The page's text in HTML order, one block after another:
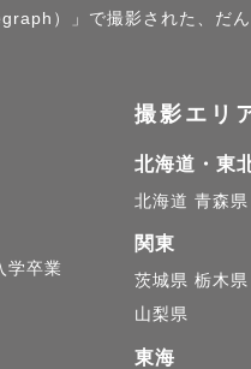
育園での撮影やこども
▼お写真の仕上がり
絵本のようなふんわり淡
ご要望に合わせてお写真
1994年生まれ　2歳の息
）」で撮影された、だ
学卒業
撮影エリ
北海道・東
北海道 青森県
関東
茨城県 栃木県
山梨県
東海